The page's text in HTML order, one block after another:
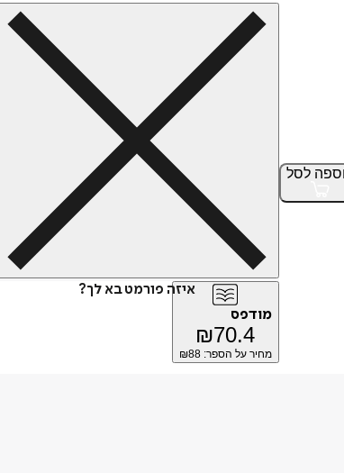
לסל
איזה פורמט בא לך?
מודפס
₪70.4
מחיר על הספר: ₪88